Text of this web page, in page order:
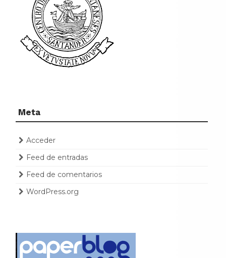
Meta
Acceder
Feed de entradas
Feed de comentarios
WordPress.org